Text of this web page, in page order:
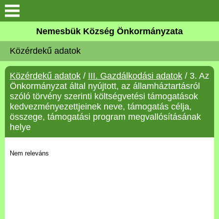
Keresés
Önkormányzat
Közös Önkormányzati
Hivatal
Zalaköveskút
Művelődési ház
Elérhetőség
Nemesbük Község Önkormányzata
Közérdekű adatok
Közérdekű adatok / III. Gazdálkodási adatok / 3. Az
Önkormányzat által nyújtott, az államháztartásról
szóló törvény szerinti költségvetési támogatások
kedvezményezettjeinek neve, támogatás célja,
összege, támogatási program megvallósításának
helye
Nem releváns